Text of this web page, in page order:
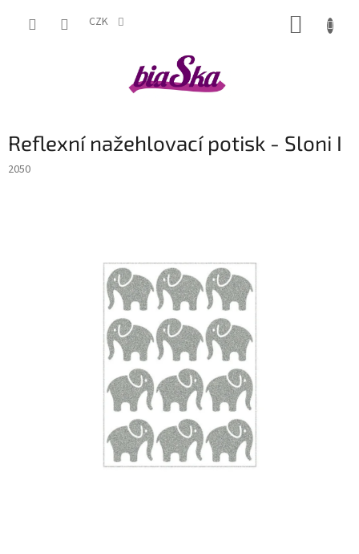
CZK
Reflexní nažehlovací potisk - Sloni I
2050